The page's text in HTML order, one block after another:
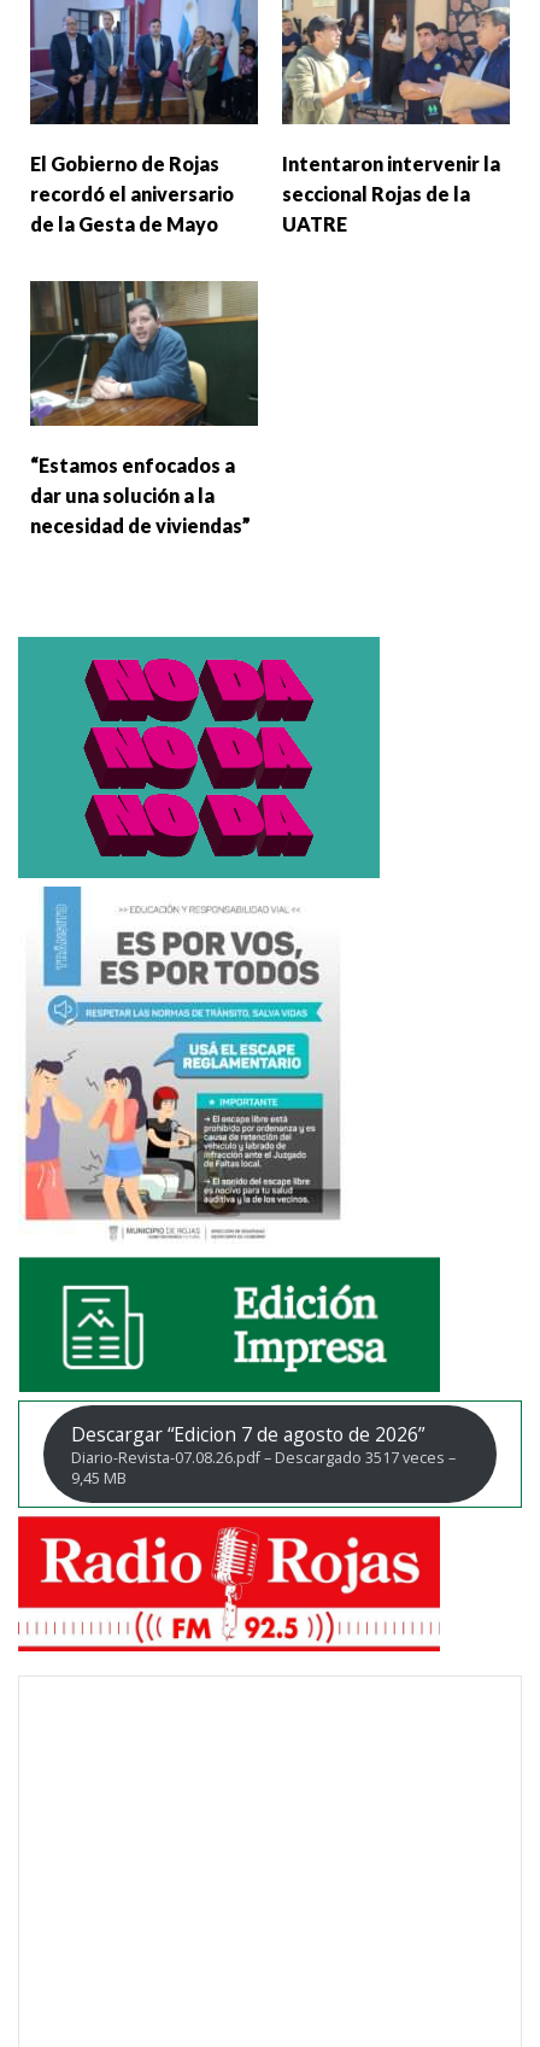
El Gobierno de Rojas
recordó el aniversario
de la Gesta de Mayo
Intentaron intervenir la
seccional Rojas de la
UATRE
“Estamos enfocados a
dar una solución a la
necesidad de viviendas”
Descargar “Edicion 7 de agosto de 2026”
Diario-Revista-07.08.26.pdf – Descargado 3517 veces –
9,45 MB